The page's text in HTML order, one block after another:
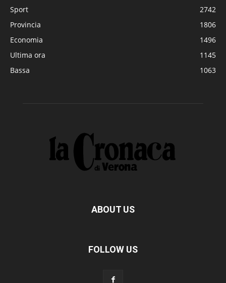
Sport
2742
Provincia
1806
Economia
1496
Ultima ora
1145
Bassa
1063
ABOUT US
FOLLOW US